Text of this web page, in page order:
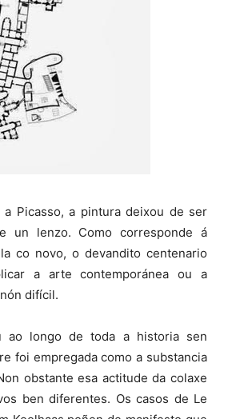
Picasso, a pintura deixou de ser
un lenzo. Como corresponde á
co novo, o devandito centenario
a arte contemporánea ou a
difícil.
ao longo de toda a historia sen
foi empregada como a substancia
obstante esa actitude da colaxe
ben diferentes. Os casos de Le